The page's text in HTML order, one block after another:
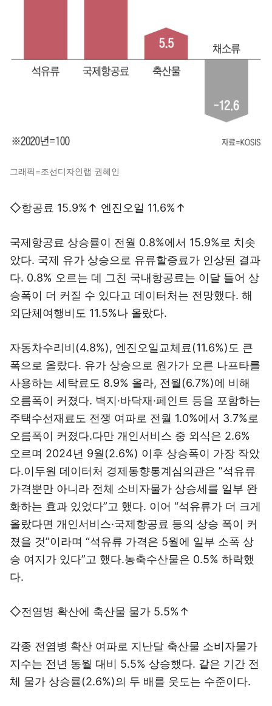
그래픽=조선디자인랩 권혜인
◇항공료 15.9%↑ 엔진오일 11.6%↑
국제항공료 상승률이 전월 0.8%에서 15.9%로 치솟
았다. 국제 유가 상승으로 유류할증료가 인상된 결과
다. 0.8% 오르는 데 그친 국내항공료는 이달 들어 상
승폭이 더 커질 수 있다고 데이터처는 전망했다. 해
외단체여행비도 11.5%나 올랐다.
자동차수리비(4.8%), 엔진오일교체료(11.6%)도 큰
폭으로 올랐다. 유가 상승으로 원가가 오른 나프타를
사용하는 세탁료도 8.9% 올라, 전월(6.7%)에 비해
오름폭이 커졌다. 벽지·바닥재·페인트 등을 포함하는
주택수선재료도 전쟁 여파로 전월 1.0%에서 3.7%로
오름폭이 커졌다.다만 개인서비스 중 외식은 2.6%
오르며 2024년 9월(2.6%) 이후 상승폭이 가장 작았
다.이두원 데이터처 경제동향통계심의관은 ”석유류
가격뿐만 아니라 전체 소비자물가 상승세를 일부 완
화하는 효과 있었다”고 했다. 이어 “석유류가 더 크게
올랐다면 개인서비스·국제항공료 등의 상승 폭이 커
졌을 것”이라며 “석유류 가격은 5월에 일부 소폭 상
승 여지가 있다”고 했다.농축수산물은 0.5% 하락했
다.
◇전염병 확산에 축산물 물가 5.5%↑
각종 전염병 확산 여파로 지난달 축산물 소비자물가
지수는 전년 동월 대비 5.5% 상승했다. 같은 기간 전
체 물가 상승률(2.6%)의 두 배를 웃도는 수준이다.